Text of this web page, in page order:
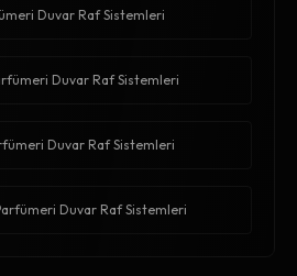
Duvar Raf Sistemleri
Duvar Raf Sistemleri
Duvar Raf Sistemleri
Duvar Raf Sistemleri